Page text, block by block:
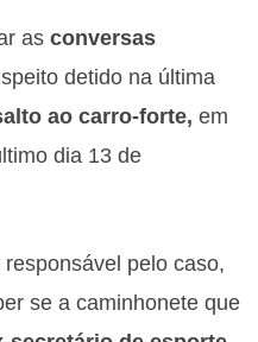
as conversas
detido na última
ao carro-forte, em
dia 13 de
pelo caso,
se a caminhonete que